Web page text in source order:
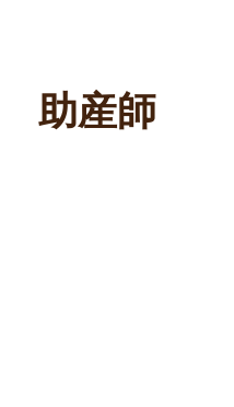
助産師